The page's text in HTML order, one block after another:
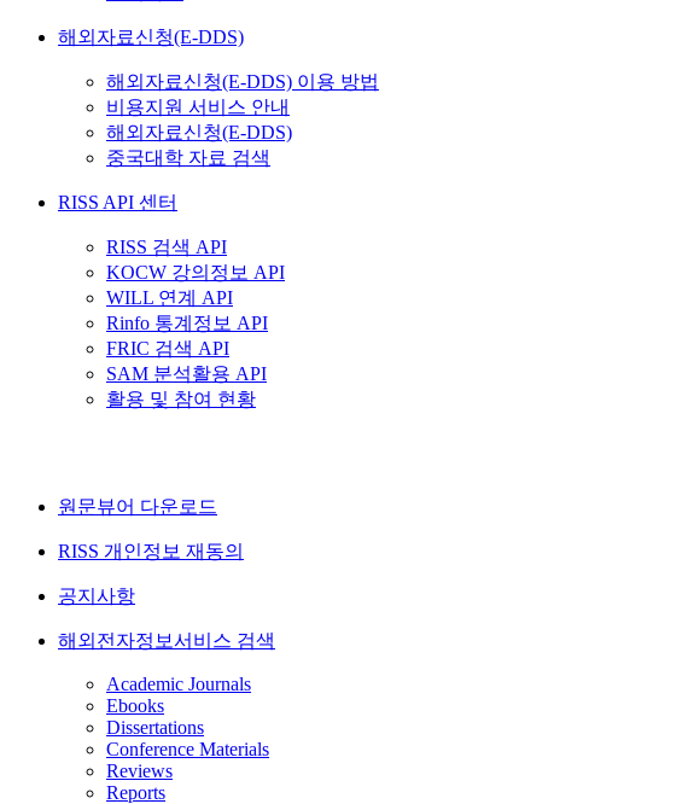
해외자료신청(E-DDS)
해외자료신청(E-DDS) 이용 방법
비용지원 서비스 안내
해외자료신청(E-DDS)
중국대학 자료 검색
RISS API 센터
RISS 검색 API
KOCW 강의정보 API
WILL 연계 API
Rinfo 통계정보 API
FRIC 검색 API
SAM 분석활용 API
활용 및 참여 현황
원문뷰어 다운로드
RISS 개인정보 재동의
공지사항
해외전자정보서비스 검색
Academic Journals
Ebooks
Dissertations
Conference Materials
Reviews
Reports